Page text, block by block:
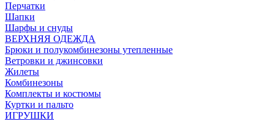
Перчатки
Шапки
Шарфы и снуды
ВЕРХНЯЯ ОДЕЖДА
Брюки и полукомбинезоны утепленные
Ветровки и джинсовки
Жилеты
Комбинезоны
Комплекты и костюмы
Куртки и пальто
ИГРУШКИ